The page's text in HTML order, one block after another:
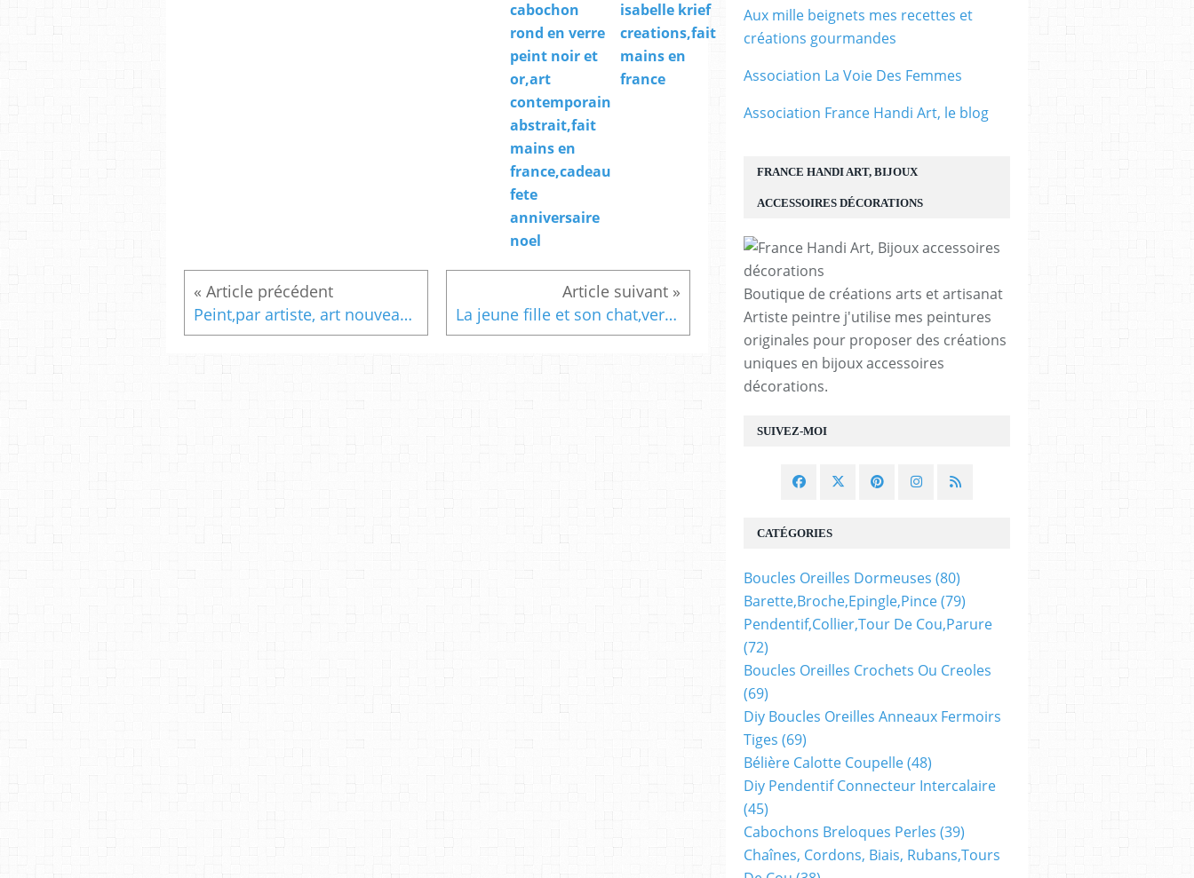
cabochon
rond en verre
peint noir et
or,art
contemporain
abstrait,fait
mains en
france,cadeau
fete
anniversaire
noel
isabelle krief
creations,fait
mains en
france
occitanie
Peint,par artiste, art nouveau,rose,blanc,rouge,bracelet jonc,metal,bronze,antik,ajustable,cabochon rond,20mm,lacik,unisex,gothique,bohème La jeune fille et son chat,verre peinture, pot a crayon, vide poche,objet art decoration, pop art,isabelle krief signature,cadeau fete anniversaire noel,fait mains en france
SUIVEZ-MOI
FRANCE HANDI ART, BIJOUX
ACCESSOIRES DÉCORATIONS
Boutique de créations arts et artisanat
Artiste peintre j'utilise mes peintures
originales pour proposer des créations
uniques en bijoux accessoires
décorations.
CATÉGORIES
Boucles Oreilles Dormeuses (80)
Barette,broche,epingle,pince(79)
Pendentif,collier,tour De Cou,parure
(72)
Boucles Oreilles Crochets Ou Creoles
(69)
Diy Boucles Oreilles Anneaux Fermoirs
Tiges (69)
Bélière Calotte Coupelle(48)
Diy Pendentif Connecteur Intercalaire
(45)
Cabochons Breloques Perles (39)
Chaînes, Cordons, Biais, Rubans,tours
Aux mille beignets mes recettes et
créations gourmandes
Association La Voie Des Femmes
Association France Handi Art, le blog